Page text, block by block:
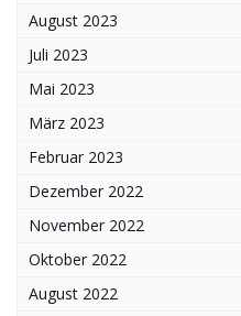
August 2023
Juli 2023
Mai 2023
März 2023
Februar 2023
Dezember 2022
November 2022
Oktober 2022
August 2022